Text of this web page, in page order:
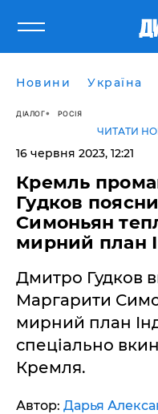
Новини Україна
ДІАЛОГ РОСІЯ
ЧИТАТИ
16 червня 2023, 12:21
Кремль
Гудков
Симоньян
мирний план
Дмитро Гудков
Маргарити
мирний план
спеціально
Кремля.
Автор: Дарья